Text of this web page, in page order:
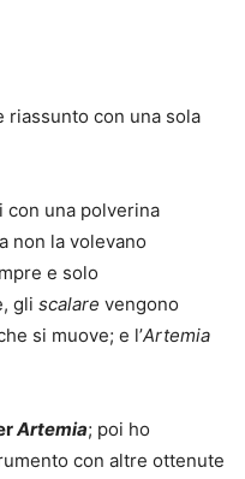
riassunto con una sola
con una polverina
non la volevano
e solo
gli scalare vengono
si muove; e l’Artemia
Artemia; poi ho
con altre ottenute